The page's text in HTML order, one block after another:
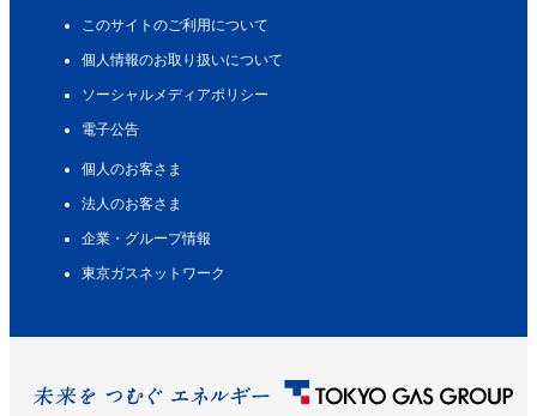
このサイトのご利用について
個人情報のお取り扱いについて
ソーシャルメディアポリシー
電子公告
個人のお客さま
法人のお客さま
企業・グループ情報
東京ガスネットワーク